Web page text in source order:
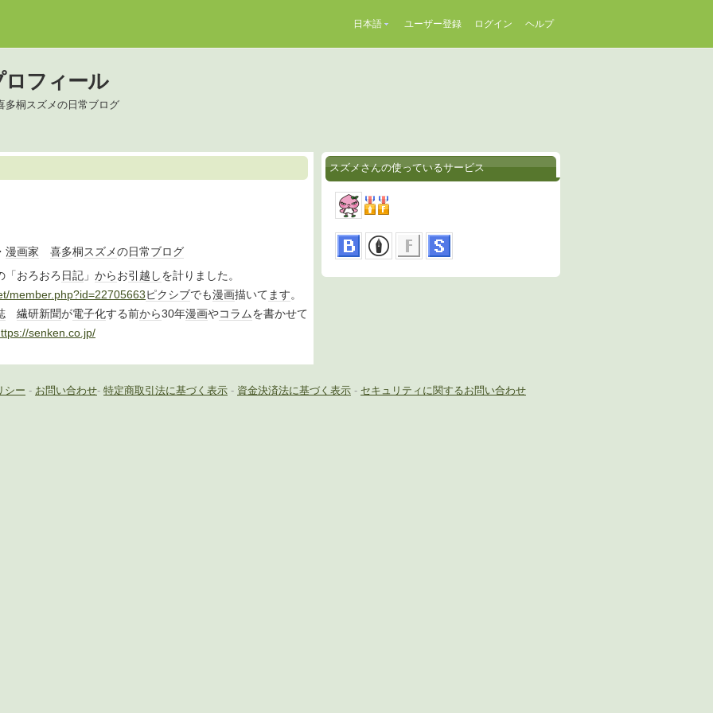
日本語 ユーザー登録 ログイン ヘルプ
フィール
桐スズメの日常ブログ
・ 漫画家 喜多桐スズメの日常ブログ
「おろおろ 日記 」 からお引越しを計りました。
member.php?id=22705663ピクシブでも漫画描いてます。
繊研新聞が電子化する前から30年漫画やコラムを書かせて
senken.co.jp/
スズメさんの使っているサービス
シー - お問い合わせ- 特定商取引法に基づく表示 - 資金決済法に基づく表示 - セキュリティに関するお問い合わせ